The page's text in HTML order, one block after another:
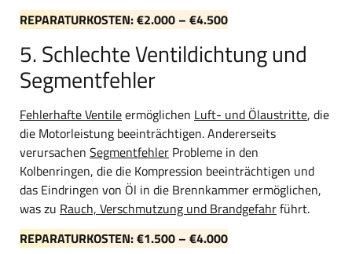
REPARATURKOSTEN: €2.000 – €4.500
5. Schlechte Ventildichtung und
Segmentfehler
Fehlerhafte Ventileermöglichen Luft- und Ölaustritte, die
die Motorleistung beeinträchtigen. Andererseits
verursachen Segmentfehler Probleme in den
Kolbenringen, die die Kompression beeinträchtigen und
das Eindringen von Öl in die Brennkammer ermöglichen,
was zu Rauch, Verschmutzung und Brandgefahrführt.
REPARATURKOSTEN: €1.500 – €4.000